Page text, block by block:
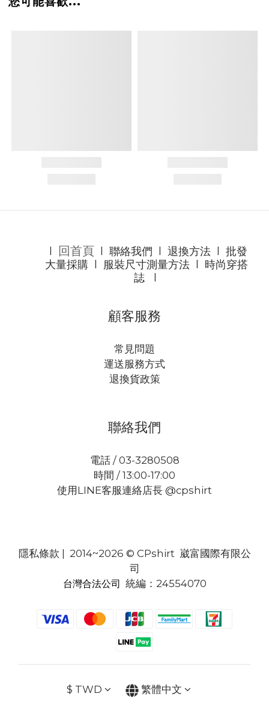
回首頁 聯絡我們 退換方法l 批發
大量採購
服裝尺寸測量方法
時尚穿搭
誌l
顧客服務
常見問題
運送服務方式
退換貨政策
聯絡我們
電話 / 03-3280508
時間 / 13:00-17:00
使用LINE客服連絡店長 @cpshirt
隱私條款 | 2014~2026 © CPshirt 崴富國際有限公
司
台灣合法公司 統編：24554070
$ TWD 繁體中文